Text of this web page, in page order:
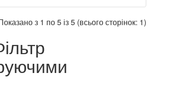
з 1 по 5 із 5 (всього сторінок: 1)